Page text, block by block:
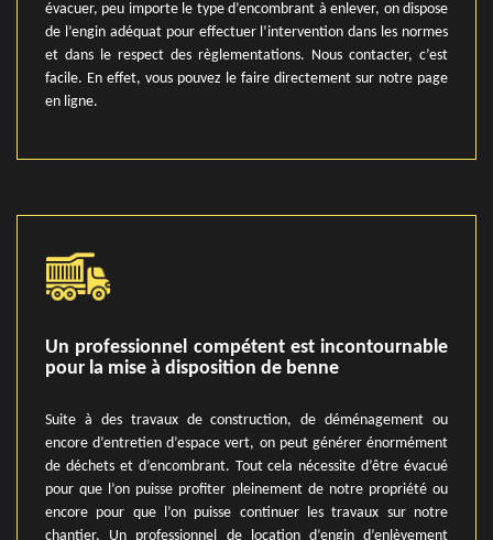
évacuer, peu importe le type d’encombrant à enlever, on dispose
de l’engin adéquat pour effectuer l’intervention dans les normes
et dans le respect des règlementations. Nous contacter, c’est
facile. En effet, vous pouvez le faire directement sur notre page
en ligne.
Un professionnel compétent est incontournable
pour la mise à disposition de benne
Suite à des travaux de construction, de déménagement ou
encore d’entretien d’espace vert, on peut générer énormément
de déchets et d’encombrant. Tout cela nécessite d’être évacué
pour que l’on puisse profiter pleinement de notre propriété ou
encore pour que l’on puisse continuer les travaux sur notre
chantier. Un professionnel de location d’engin d’enlèvement